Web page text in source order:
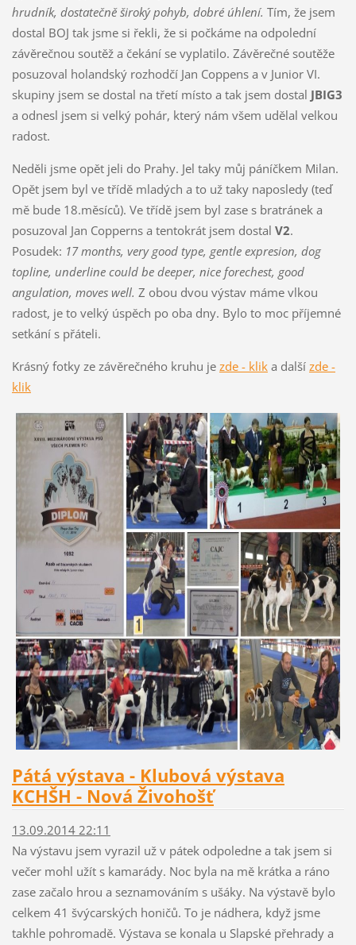
hrudník, dostatečně široký pohyb, dobré úhlení. Tím, že jsem
dostal BOJ tak jsme si řekli, že si počkáme na odpolední
závěrečnou soutěž a čekání se vyplatilo. Závěrečné soutěže
posuzoval holandský rozhodčí Jan Coppens a v Junior VI.
skupiny jsem se dostal na třetí místo a tak jsem dostal JBIG3
a odnesl jsem si velký pohár, který nám všem udělal velkou
radost.
Neděli jsme opět jeli do Prahy. Jel taky můj páníčkem Milan.
Opět jsem byl ve třídě mladých a to už taky naposledy (teď
mě bude 18.měsíců). Ve třídě jsem byl zase s bratránek a
posuzoval Jan Copperns a tentokrát jsem dostal V2.
Posudek: 17 months, very good type, gentle expresion, dog
topline, underline could be deeper, nice forechest, good
angulation, moves well. Z obou dvou výstav máme vlkou
radost, je to velký úspěch po oba dny. Bylo to moc příjemné
setkání s přáteli.
Krásný fotky ze závěrečného kruhu je zde- klika další zde -
klik
Pátá výstava - Klubová výstava
KCHŠH - Nová Živohošť
13.09.2014 22:11
Na výstavu jsem vyrazil už v pátek odpoledne a tak jsem si
večer mohl užít s kamarády. Noc byla na mě krátka a ráno
zase začalo hrou a seznamováním s ušáky. Na výstavě bylo
celkem 41 švýcarských honičů. To je nádhera, když jsme
takhle pohromadě. Výstava se konala u Slapské přehrady a